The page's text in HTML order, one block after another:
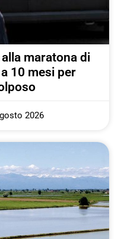
maratona di
10 mesi per
2026